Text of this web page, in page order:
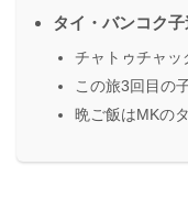
タイ・バンコク
チャトゥチャッ
この旅3回目の
晩ご飯はMKの